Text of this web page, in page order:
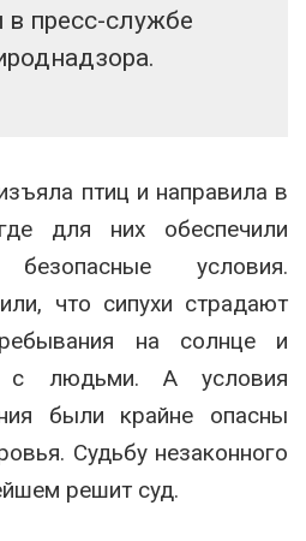
пресс-службе
птиц и направила в
для них обеспечили
условия.
что сипухи страдают
на солнце и
с людьми. А условия
были крайне опасны
Судьбу незаконного
решит суд.